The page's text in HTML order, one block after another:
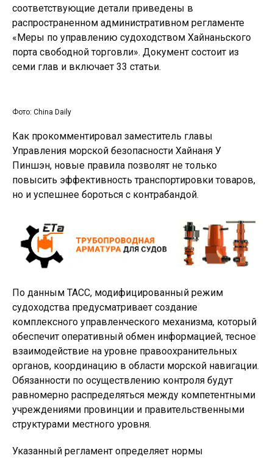
соответствующие детали приведены в
распространенном административном регламенте
«Меры по управлению судоходством Хайнаньского
порта свободной торговли». Документ состоит из
семи глав и включает 33 статьи.
Фото: China Daily
Как прокомментировал заместитель главы
Управления морской безопасности Хайнаня У
Пиншэн, новые правила позволят не только
повысить эффективность транспортировки товаров,
но и успешнее бороться с контрабандой.
По данным ТАСС, модифицированный режим
судоходства предусматривает создание
комплексного управленческого механизма, который
обеспечит оперативный обмен информацией, тесное
взаимодействие на уровне правоохранительных
органов, координацию в области морской навигации.
Обязанности по осуществлению контроля будут
равномерно распределяться между компетентными
учреждениями провинции и правительственными
структурами местного уровня.
Указанный регламент определяет нормы